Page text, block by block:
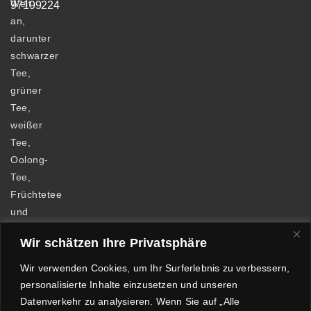
Wir schätzen Ihre Privatsphäre
Wir verwenden Cookies, um Ihr Surferlebnis zu verbessern,
personalisierte Inhalte einzusetzen und unseren
Datenverkehr zu analysieren. Wenn Sie auf „Alle
Welt
an,
darunter
schwarzer
Tee,
grüner
Tee,
weißer
Tee,
Oolong-
Tee,
Früchtetee
und
97199224
Allgemeine Geschäftsbedingungen